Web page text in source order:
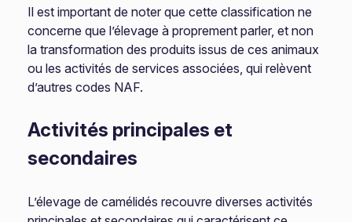
Il est important de noter que cette classification ne
concerne que l’élevage à proprement parler, et non
la transformation des produits issus de ces animaux
ou les activités de services associées, qui relèvent
d’autres codes NAF.
Activités principales et
secondaires
L’élevage de camélidés recouvre diverses activités